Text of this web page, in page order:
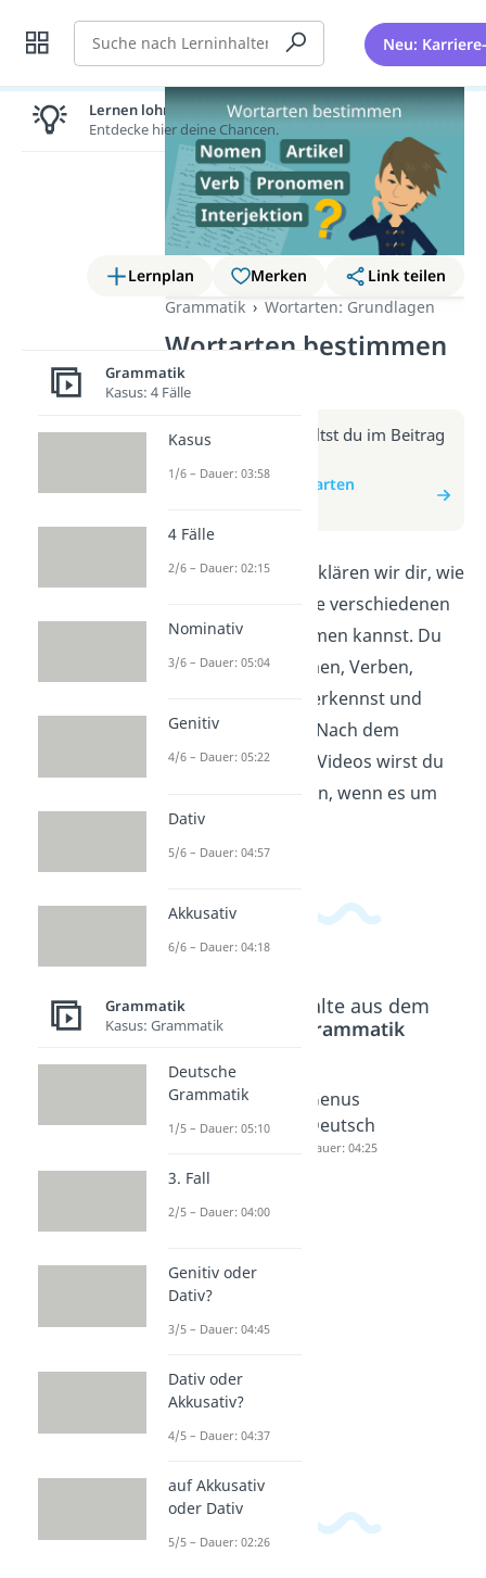
Suche Neu:
Lernplan Merken
Link teilen
Grammatik
Wortarten: Grundlagen
Wortarten bestimmen
(Video)
Weitere Infos erhältst du im Beitrag
zum Beitrag: Wortarten
In diesem Video erklären wir dir, wie
du ganz einfach die verschiedenen
Wortarten bestimmen kannst. Du
lernst, wie du Nomen, Verben,
Adjektive und Co. erkennst und
richtig zuordnest. Nach dem
Anschauen dieses Videos wirst du
dich sicherer fühlen, wenn es um
Wortarten geht.
Beliebte Inhalte aus dem
Grammatik
Wortart
en
n
Artikel
(Wortar
Genus
Deutsch
Dauer: 04:25
Lernen lohnt sich!
Entdecke hier deine Chancen.
Grammatik
Kasus: 4 Fälle
Kasus
1/6 – Dauer: 03:58
4 Fälle
2/6 – Dauer: 02:15
Nominativ
3/6 – Dauer: 05:04
Genitiv
4/6 – Dauer: 05:22
Dativ
5/6 – Dauer: 04:57
Akkusativ
6/6 – Dauer: 04:18
Grammatik
Kasus: Grammatik
Deutsche
Grammatik
1/5 – Dauer: 05:10
3. Fall
2/5 – Dauer: 04:00
Genitiv oder
Dativ?
3/5 – Dauer: 04:45
Dativ oder
Akkusativ?
4/5 – Dauer: 04:37
auf Akkusativ
oder Dativ
5/5 – Dauer: 02:26